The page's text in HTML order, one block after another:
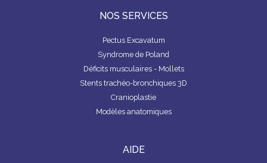
NOS SERVICES
Pectus Excavatum
Syndrome de Poland
Déficits musculaires - Mollets
Stents trachéo-bronchiques 3D
Cranioplastie
Modèles anatomiques
AIDE